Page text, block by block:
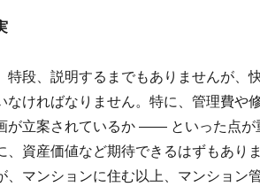
特段、説明するまでもありませんが、
なければなりません。特に、管理費や
が立案されているか ―― といった点が
、資産価値など期待できるはずもあり
、マンションに住む以上、マンション